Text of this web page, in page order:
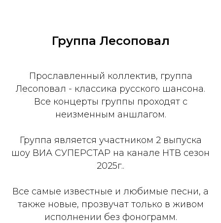
Группа Лесоповал
Прославленный коллектив, группа
Лесоповал - классика русского шансона.
Все концерты группы проходят с
неизменным аншлагом.
Группа является участником 2 выпуска
шоу ВИА СУПЕРСТАР на канале НТВ сезон
2025г..
Все самые известные и любимые песни, а
также новые, прозвучат только в живом
исполнении без фонограмм.